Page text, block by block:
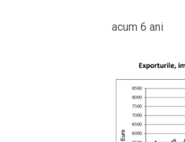
acum 6 ani